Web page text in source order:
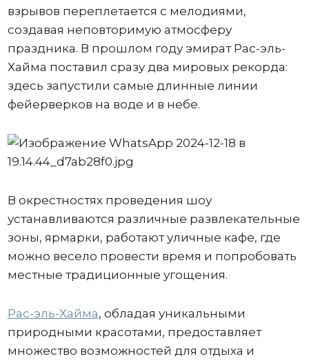
взрывов переплетается с мелодиями,
создавая неповторимую атмосферу
праздника. В прошлом году эмират Рас-эль-
Хайма поставил сразу два мировых рекорда:
здесь запустили самые длинные линии
фейерверков на воде и в небе.
В окрестностях проведения шоу
устанавливаются различные развлекательные
зоны, ярмарки, работают уличные кафе, где
можно весело провести время и попробовать
местные традиционные угощения.
Рас-эль-Хайма, обладая уникальными
природными красотами, предоставляет
множество возможностей для отдыха и